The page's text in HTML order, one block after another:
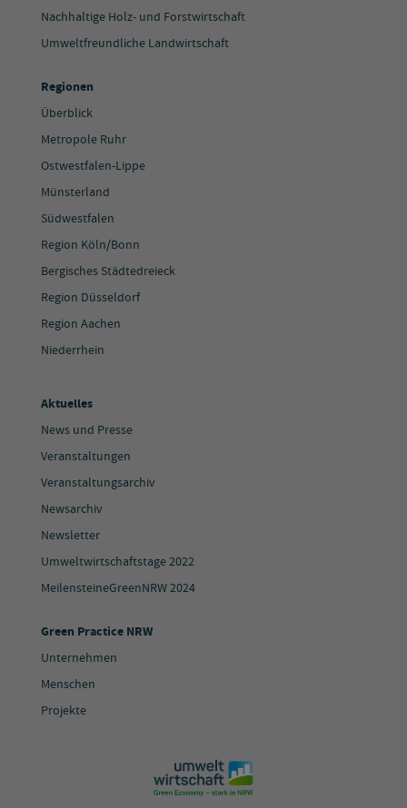
Nachhaltige Holz- und Forstwirtschaft
Umweltfreundliche Landwirtschaft
Regionen
Überblick
Metropole Ruhr
Ostwestfalen-Lippe
Münsterland
Südwestfalen
Region Köln/Bonn
Bergisches Städtedreieck
Region Düsseldorf
Region Aachen
Niederrhein
Aktuelles
News und Presse
Veranstaltungen
Veranstaltungsarchiv
Newsarchiv
Newsletter
Umweltwirtschaftstage 2022
MeilensteineGreenNRW 2024
Green Practice NRW
Unternehmen
Menschen
Projekte